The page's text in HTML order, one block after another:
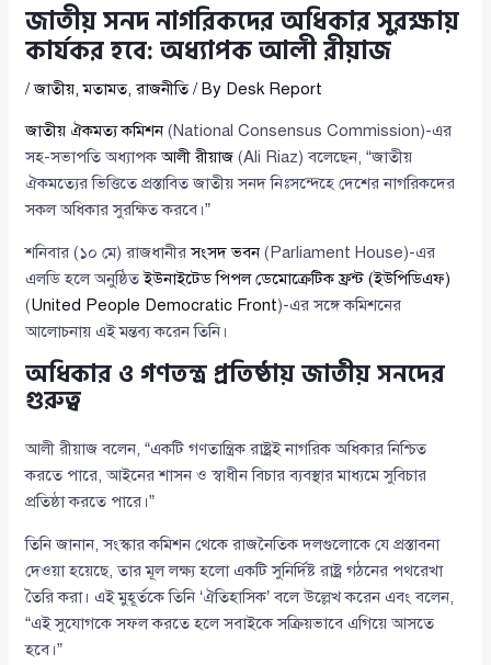
জাতীয় সনদ নাগরিকদের অধিকার সুরক্ষায়
কার্যকর হবে: অধ্যাপক আলী রীয়াজ
/জাতীয়,মতামত,রাজনীতি/ By Desk Report
জাতীয় ঐকমত্য কমিশন(National Consensus Commission)-এর
সহ-সভাপতি অধ্যাপকআলী রীয়াজ (Ali Riaz) বলেছেন, “জাতীয়
ঐকমত্যের ভিত্তিতে প্রস্তাবিত জাতীয় সনদ নিঃসন্দেহে দেশের নাগরিকদের
সকল অধিকার সুরক্ষিত করবে।”
শনিবার (১০ মে) রাজধানীরসংসদ ভবন(Parliament House)-এর
এলডি হলে অনুষ্ঠিতইউনাইটেড পিপল ডেমোক্রেটিক ফ্রন্ট (ইউপিডিএফ)
(United People Democratic Front)-এর সঙ্গে কমিশনের
আলোচনায় এই মন্তব্য করেন তিনি।
অধিকার ও গণতন্ত্র প্রতিষ্ঠায় জাতীয় সনদের
গুরুত্ব
আলী রীয়াজ বলেন, “একটি গণতান্ত্রিক রাষ্ট্রই নাগরিক অধিকার নিশ্চিত
করতে পারে, আইনের শাসন ও স্বাধীন বিচার ব্যবস্থার মাধ্যমে সুবিচার
প্রতিষ্ঠা করতে পারে।”
তিনি জানান, সংস্কার কমিশন থেকে রাজনৈতিক দলগুলোকে যে প্রস্তাবনা
দেওয়া হয়েছে, তার মূল লক্ষ্য হলো একটি সুনির্দিষ্ট রাষ্ট্র গঠনের পথরেখা
তৈরি করা। এই মুহূর্তকে তিনি ‘ঐতিহাসিক’ বলে উল্লেখ করেন এবং বলেন,
“এই সুযোগকে সফল করতে হলে সবাইকে সক্রিয়ভাবে এগিয়ে আসতে
হবে।”